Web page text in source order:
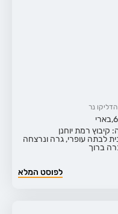
הדליקו נר
בארי
קיבוץ רמת יוחנן
לבתה עופרי, גרה ונרצחה
ברוך
לפוסט המלא